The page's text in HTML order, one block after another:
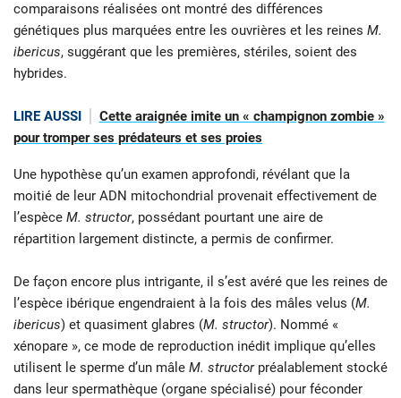
comparaisons réalisées ont montré des différences
génétiques plus marquées entre les ouvrières et les reines M.
ibericus, suggérant que les premières, stériles, soient des
hybrides.
LIRE AUSSI
Cette araignée imite un « champignon zombie »
pour tromper ses prédateurs et ses proies
Une hypothèse qu’un examen approfondi, révélant que la
moitié de leur ADN mitochondrial provenait effectivement de
l’espèce M. structor, possédant pourtant une aire de
répartition largement distincte, a permis de confirmer.
De façon encore plus intrigante, il s’est avéré que les reines de
l’espèce ibérique engendraient à la fois des mâles velus (M.
ibericus) et quasiment glabres (M. structor). Nommé «
xénopare », ce mode de reproduction inédit implique qu’elles
utilisent le sperme d’un mâle M. structorpréalablement stocké
dans leur spermathèque (organe spécialisé) pour féconder